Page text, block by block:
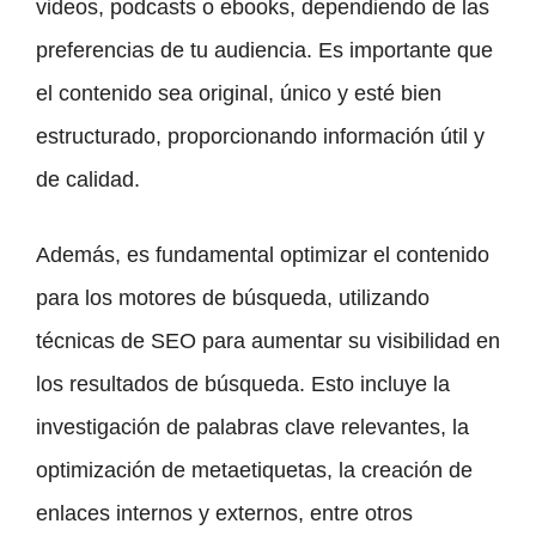
videos, podcasts o ebooks, dependiendo de las
preferencias de tu audiencia. Es importante que
el contenido sea original, único y esté bien
estructurado, proporcionando información útil y
de calidad.
Además, es fundamental optimizar el contenido
para los motores de búsqueda, utilizando
técnicas de SEO para aumentar su visibilidad en
los resultados de búsqueda. Esto incluye la
investigación de palabras clave relevantes, la
optimización de metaetiquetas, la creación de
enlaces internos y externos, entre otros